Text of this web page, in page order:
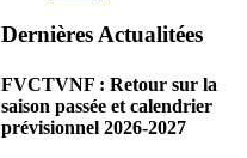
Dernières Actualitées
FVCTVNF : Retour sur la
saison passée et calendrier
prévisionnel 2026-2027